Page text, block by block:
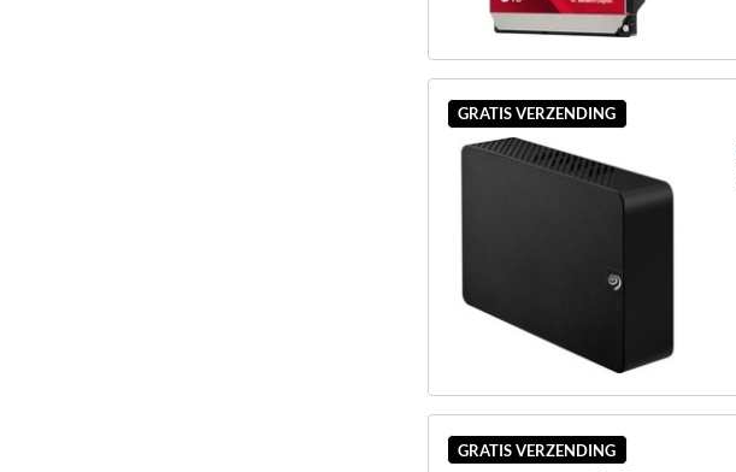
GRATIS VERZENDING
GRATIS VERZENDING